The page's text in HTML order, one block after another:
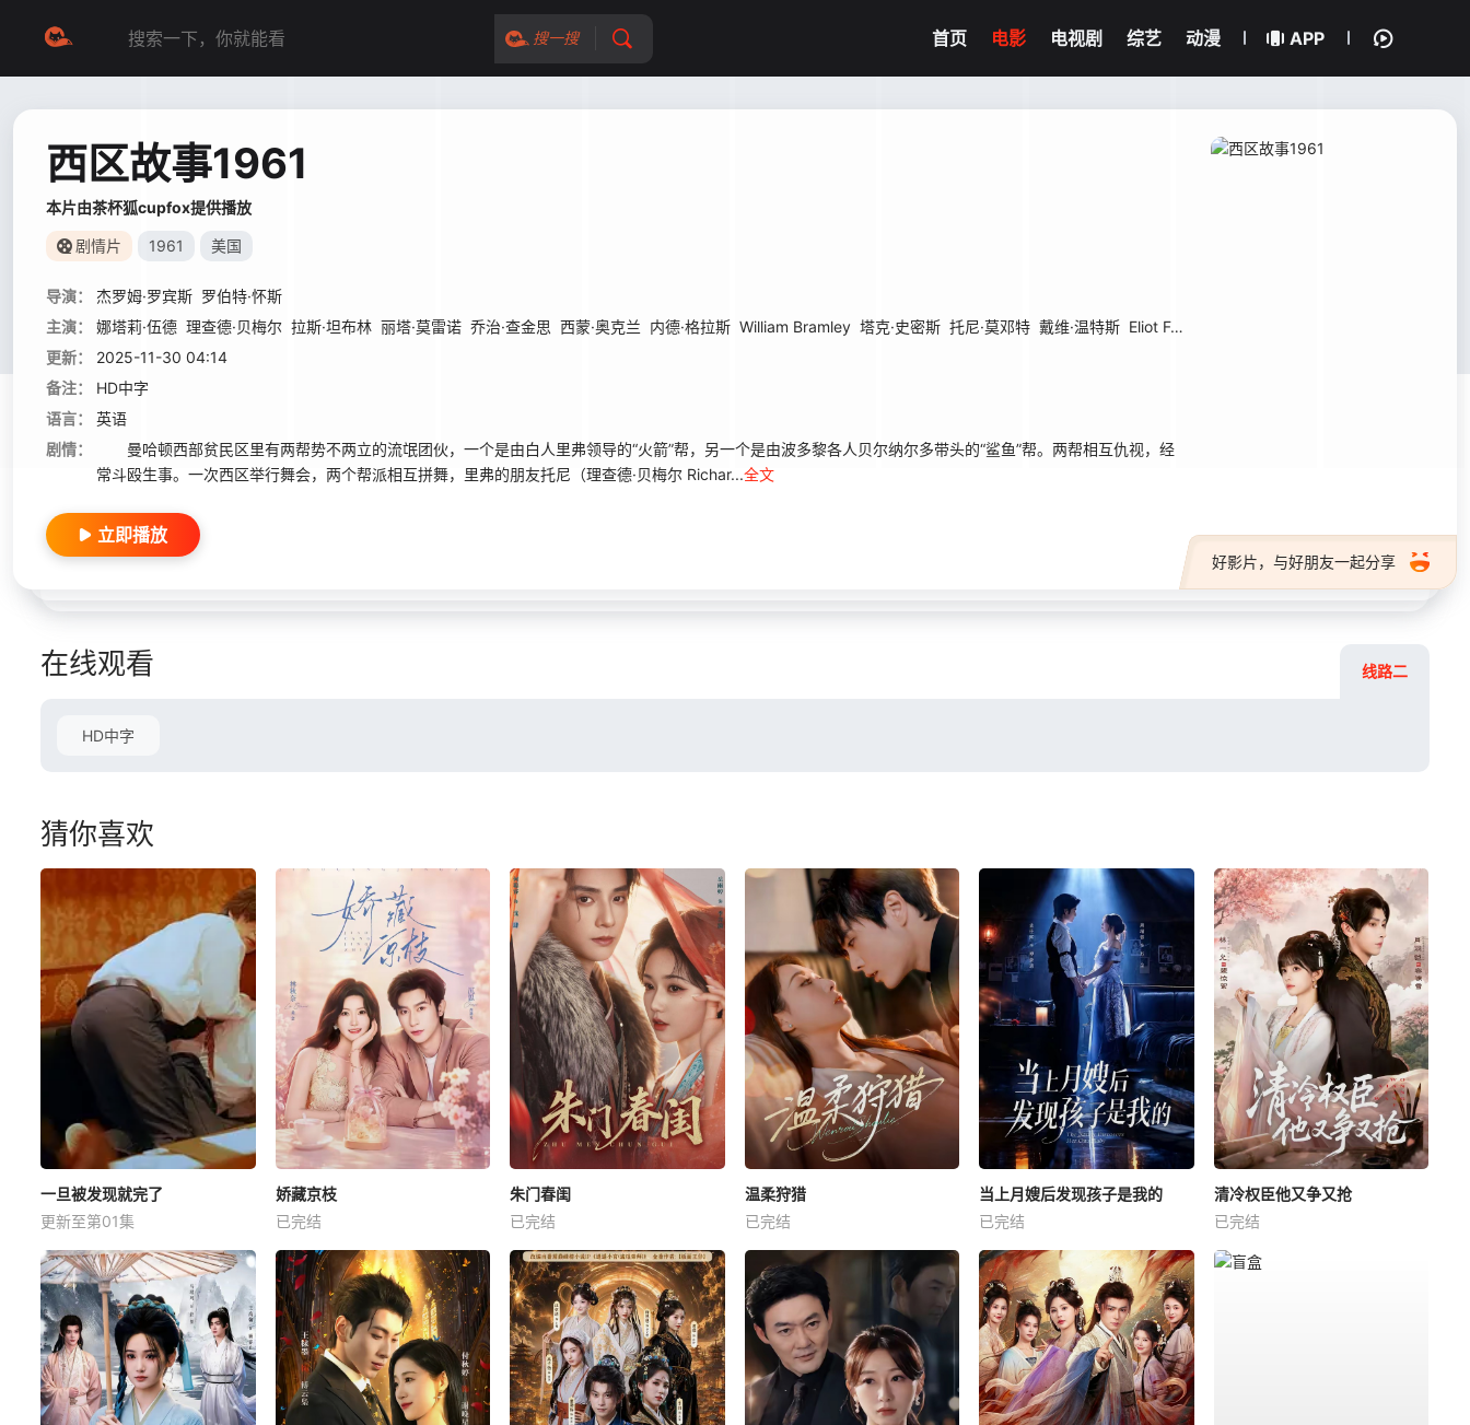
搜一搜 首页 电影 电视剧 综艺 动漫 APP
西区故事1961
本片由茶杯狐cupfox提供播放
剧情片 1961 美国
导演： 杰罗姆·罗宾斯 罗伯特·怀斯
主演：
娜塔莉·伍德 理查德·贝梅尔 拉斯·坦布林 丽塔·莫雷诺 乔治·查金思 西蒙·奥克兰 内德·格拉斯 William Bramley 塔克·史密斯 托尼·莫邓特 戴维·温特斯 Eliot Feld
更新：
2025-11-30 04:14
备注：
HD中字
语言：
英语
剧情：
曼哈顿西部贫民区里有两帮势不两立的流氓团伙，一个是由白人里弗领导的“火箭”帮，另一个是由波多黎各人贝尔纳尔多带头的“鲨鱼”帮。两帮相互仇视，经
常斗殴生事。一次西区举行舞会，两个帮派相互拼舞，里弗的朋友托尼（理查德·贝梅尔 Richar...全文
好影片，与好朋友一起分享
立即播放
在线观看 线路二
HD中字
猜你喜欢
一旦被发现就完了
更新至第01集
娇藏京枝
已完结
朱门春闺
已完结
温柔狩猎
已完结
当上月嫂后发现孩子是我的
已完结
清冷权臣他又争又抢
已完结